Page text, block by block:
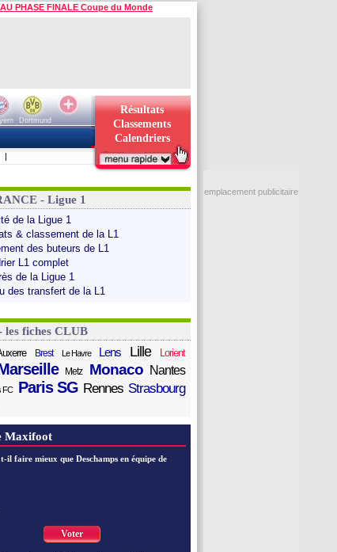
PHASE FINALE Coupe du Monde
Dortmund
Résultats
Classements
Calendriers
|
- Ligue 1
de la Ligue 1
& classement de la L1
des buteurs de L1
L1 complet
de la Ligue 1
des transfert de la L1
les fiches CLUB
Brest Le Havre Lens Lille Lorient
Metz Monaco Nantes
FC Paris SG Rennes Strasbourg
Maxifoot
il faire mieux que Deschamps en équipe de
Voter
emplacement publicitaire